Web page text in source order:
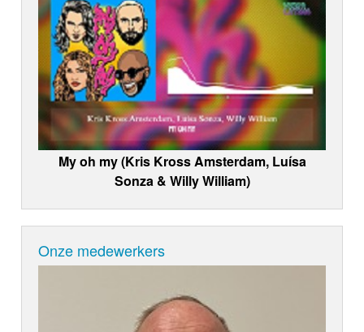
My oh my (Kris Kross Amsterdam, Luísa
Sonza & Willy William)
Onze medewerkers